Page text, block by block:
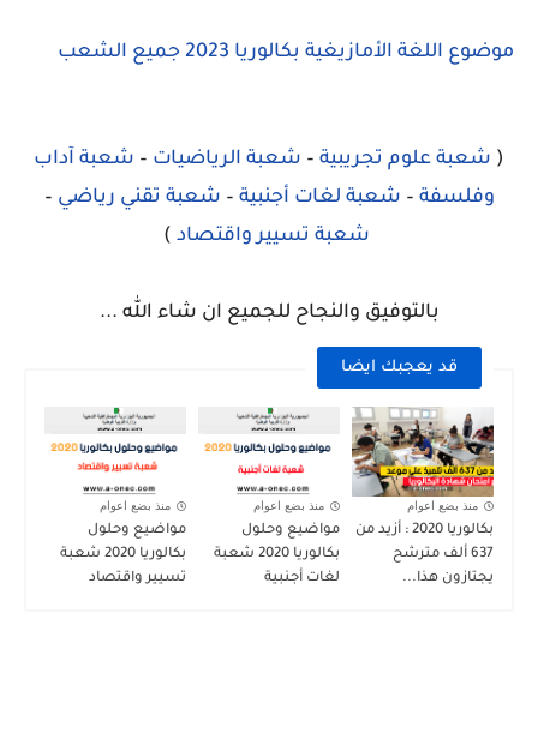
موضوع اللغة الأمازيغية بكالوريا 2023 جميع الشعب
( شعبة علوم تجريبية – شعبة الرياضيات – شعبة آداب
وفلسفة – شعبة لغات أجنبية – شعبة تقني رياضي –
شعبة تسيير واقتصاد )
بالتوفيق والنجاح للجميع ان شاء الله ...
قد يعجبك ايضا
منذ بضع اعوام
بكالوريا 2020 : أزيد من
637 ألف مترشح
يجتازون هذا...
منذ بضع اعوام
مواضيع وحلول
بكالوريا 2020 شعبة
لغات أجنبية
منذ بضع اعوام
مواضيع وحلول
بكالوريا 2020 شعبة
تسيير واقتصاد